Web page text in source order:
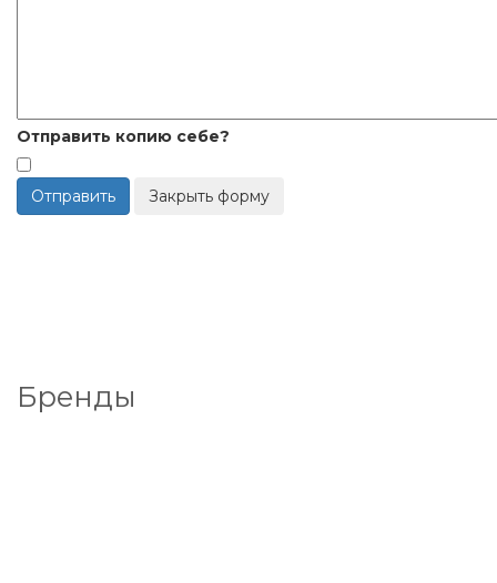
Отправить копию себе?
Отправить Закрыть форму
Бренды